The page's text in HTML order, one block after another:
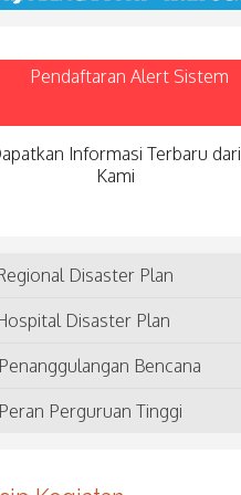
Pendaftaran Alert Sistem
Informasi Terbaru dari
Kami
Disaster Plan
Disaster Plan
Penanggulangan Bencana
Peran Perguruan Tinggi